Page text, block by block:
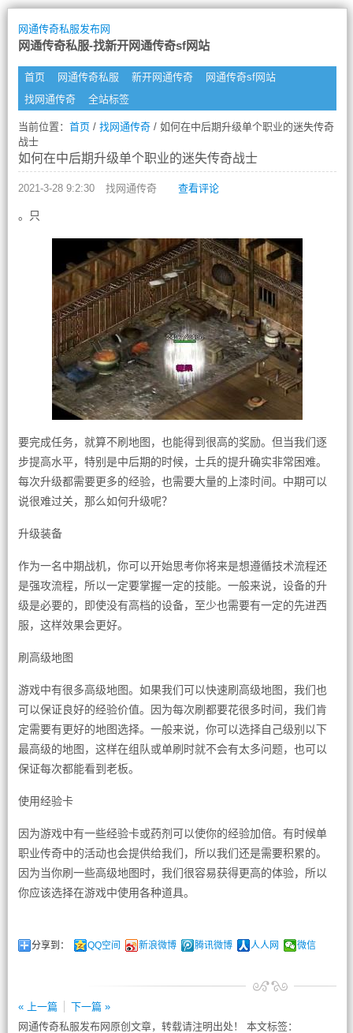
网通传奇私服发布网
网通传奇私服-找新开网通传奇sf网站
首页 网通传奇私服 新开网通传奇
网通传奇sf网站
找网通传奇
全站标签
当前位置： 首页/ 找网通传奇/ 如何在中后期升级单个职业的迷失传奇
战士
如何在中后期升级单个职业的迷失传奇战士
2021-3-28 9:2:30 找网通传奇 查看评论
。只
要完成任务，就算不刷地图，也能得到很高的奖励。但当我们逐
步提高水平，特别是中后期的时候，士兵的提升确实非常困难。
每次升级都需要更多的经验，也需要大量的上漆时间。中期可以
说很难过关，那么如何升级呢？
升级装备
作为一名中期战机，你可以开始思考你将来是想遵循技术流程还
是强攻流程，所以一定要掌握一定的技能。一般来说，设备的升
级是必要的，即使没有高档的设备，至少也需要有一定的先进西
服，这样效果会更好。
刷高级地图
游戏中有很多高级地图。如果我们可以快速刷高级地图，我们也
可以保证良好的经验价值。因为每次刷都要花很多时间，我们肯
定需要有更好的地图选择。一般来说，你可以选择自己级别以下
最高级的地图，这样在组队或单刷时就不会有太多问题，也可以
保证每次都能看到老板。
使用经验卡
因为游戏中有一些经验卡或药剂可以使你的经验加倍。有时候单
职业传奇中的活动也会提供给我们，所以我们还是需要积累的。
因为当你刷一些高级地图时，我们很容易获得更高的体验，所以
你应该选择在游戏中使用各种道具。
分享到： QQ空间 新浪微博 腾讯微博 人人网 微信
« 上一篇
下一篇 »
网通传奇私服发布网原创文章，转载请注明出处！ 本文标签：